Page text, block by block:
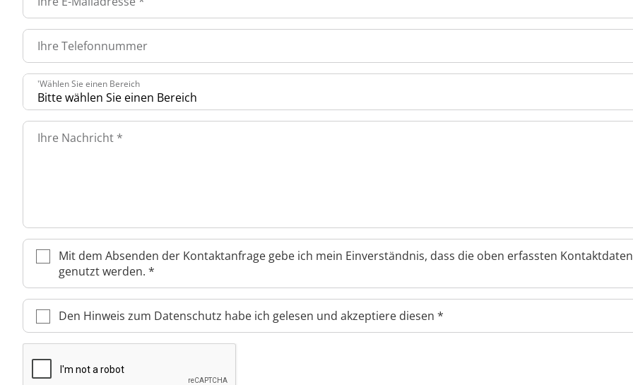
Rheumatologie
Über MEDIAN
Presse
Blog
Ihre Telefonnummer
'Wählen Sie einen Bereich
Ihre Nachricht *
Mit dem Absenden der Kontaktanfrage gebe ich mein Einverständnis, dass die oben erfassten
genutzt werden. *
Den Hinweis zum Datenschutz habe ich gelesen und akzeptiere diesen *